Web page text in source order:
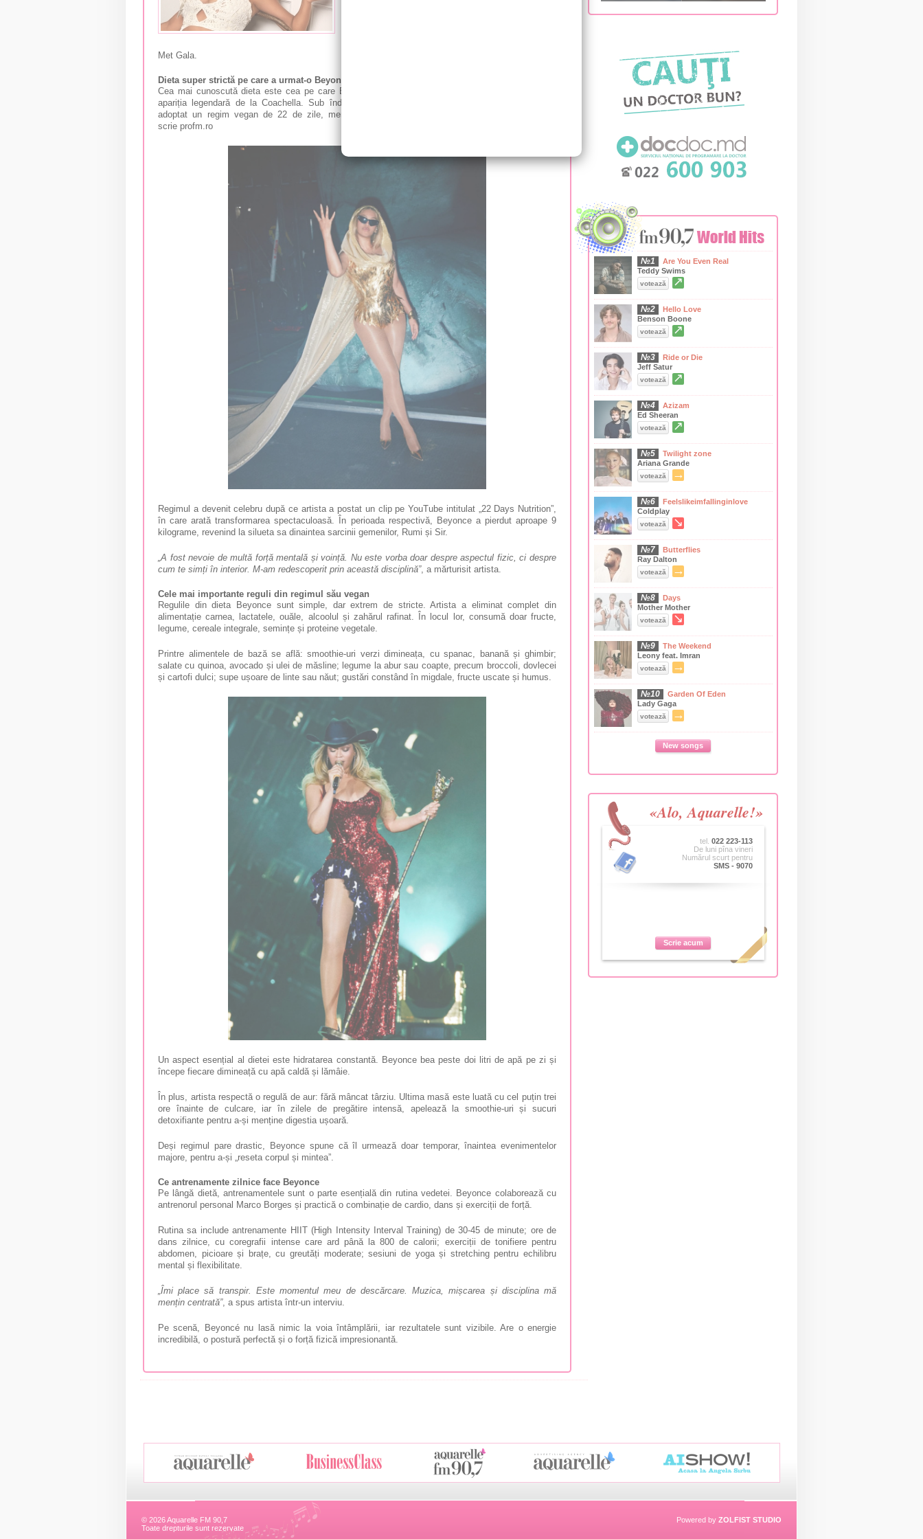
Met Gala.
Dieta super strictă pe care a urmat-o Beyonce înainte de marile evenimente din viața ei
Cea mai cunoscută dieta este cea pe care Beyonce a urmat-o în 2018, când s-a pregătit pentru
apariția legendară de la Coachella. Sub îndrumarea nutriționistului Marco Borges, cântăreața a
adoptat un regim vegan de 22 de zile, menit să-i detoxifice organismul și să-i redea energia,
scrie profm.ro
Regimul a devenit celebru după ce artista a postat un clip pe YouTube intitulat „22 Days Nutrition”,
în care arată transformarea spectaculoasă. În perioada respectivă, Beyonce a pierdut aproape 9
kilograme, revenind la silueta sa dinaintea sarcinii gemenilor, Rumi și Sir.
„A fost nevoie de multă forță mentală și voință. Nu este vorba doar despre aspectul fizic, ci despre
cum te simți în interior. M-am redescoperit prin această disciplină”, a mărturisit artista.
Cele mai importante reguli din regimul său vegan
Regulile din dieta Beyonce sunt simple, dar extrem de stricte. Artista a eliminat complet din
alimentație carnea, lactatele, ouăle, alcoolul și zahărul rafinat. În locul lor, consumă doar fructe,
legume, cereale integrale, semințe și proteine vegetale.
Printre alimentele de bază se află: smoothie-uri verzi dimineața, cu spanac, banană și ghimbir;
salate cu quinoa, avocado și ulei de măsline; legume la abur sau coapte, precum broccoli, dovlecei
și cartofi dulci; supe ușoare de linte sau năut; gustări constând în migdale, fructe uscate și humus.
Un aspect esențial al dietei este hidratarea constantă. Beyonce bea peste doi litri de apă pe zi și
începe fiecare dimineață cu apă caldă și lămâie.
În plus, artista respectă o regulă de aur: fără mâncat târziu. Ultima masă este luată cu cel puțin trei
ore înainte de culcare, iar în zilele de pregătire intensă, apelează la smoothie-uri și sucuri
detoxifiante pentru a-și menține digestia ușoară.
Deși regimul pare drastic, Beyonce spune că îl urmează doar temporar, înaintea evenimentelor
majore, pentru a-și „reseta corpul și mintea”.
Ce antrenamente zilnice face Beyonce
Pe lângă dietă, antrenamentele sunt o parte esențială din rutina vedetei. Beyonce colaborează cu
antrenorul personal Marco Borges și practică o combinație de cardio, dans și exerciții de forță.
Rutina sa include antrenamente HIIT (High Intensity Interval Training) de 30-45 de minute; ore de
dans zilnice, cu coregrafii intense care ard până la 800 de calorii; exerciții de tonifiere pentru
abdomen, picioare și brațe, cu greutăți moderate; sesiuni de yoga și stretching pentru echilibru
mental și flexibilitate.
„Îmi place să transpir. Este momentul meu de descărcare. Muzica, mișcarea și disciplina mă
mențin centrată”, a spus artista într-un interviu.
Pe scenă, Beyoncé nu lasă nimic la voia întâmplării, iar rezultatele sunt vizibile. Are o energie
incredibilă, o postură perfectă și o forță fizică impresionantă.
№1
Are You Even Real
Teddy Swims
votează ↗
№2
Hello Love
Benson Boone
votează ↗
№3
Ride or Die
Jeff Satur
votează ↗
№4
Azizam
Ed Sheeran
votează ↗
№5
Twilight zone
Ariana Grande
votează →
№6
Feelslikeimfallinginlove
Coldplay
votează ↘
№7
Butterflies
Ray Dalton
votează →
№8
Days
Mother Mother
votează ↘
№9
The Weekend
Leony feat. Imran
votează →
№10
Garden Of Eden
Lady Gaga
votează →
New songs
«Alo, Aquarelle!»
tel. 022 223-113
De luni pîna vineri
Numărul scurt pentru
SMS - 9070
© 2026 Aquarelle FM 90,7
Toate drepturile sunt rezervate
Powered by ZOLFIST STUDIO